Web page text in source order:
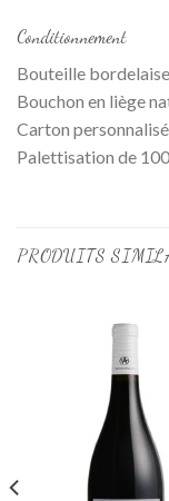
Conditionnement
Bouteille
Bouchon en liège
Carton
Palettisation de
PRODUITS